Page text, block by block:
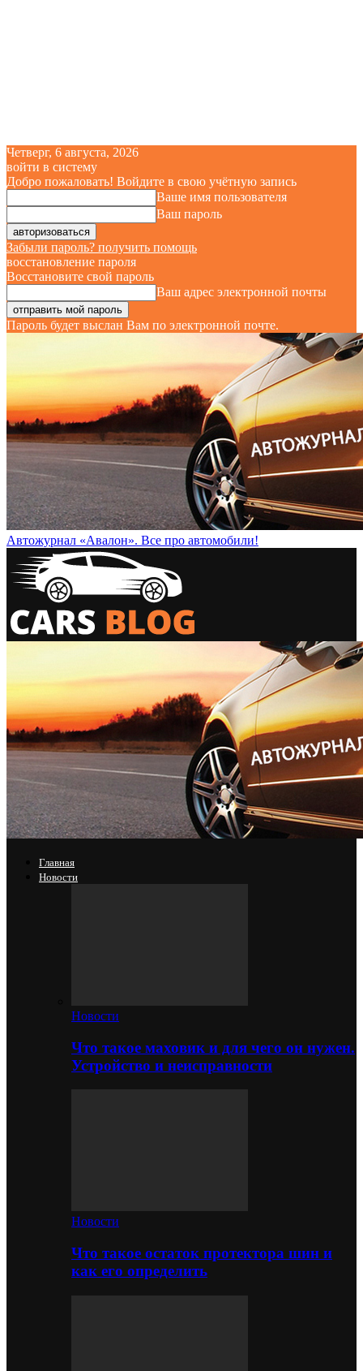
Четверг, 6 августа, 2026
войти в систему
Добро пожаловать! Войдите в свою учётную запись
Ваше имя пользователя
Ваш пароль
Забыли пароль? получить помощь
восстановление пароля
Восстановите свой пароль
Ваш адрес электронной почты
Пароль будет выслан Вам по электронной почте.
Автожурнал «Авалон». Все про автомобили!
Главная
Новости
Новости
Что такое маховик и для чего он нужен.
Устройство и неисправности
Новости
Что такое остаток протектора шин и
как его определить